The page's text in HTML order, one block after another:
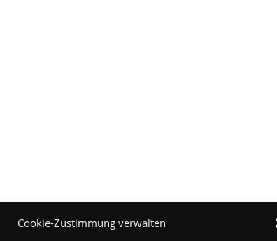
Cookie-Zustimmung verwalten